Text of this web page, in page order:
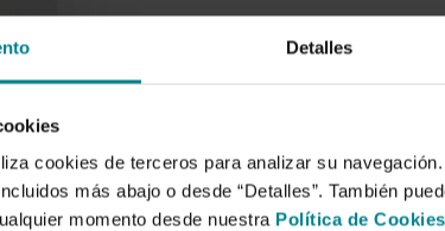
Detalles
cookies de terceros para analizar su
más abajo o desde “Detalles”. También
momento desde nuestra Política de Cookies